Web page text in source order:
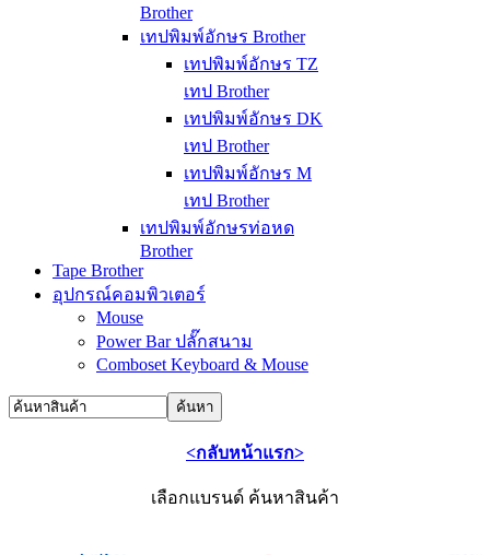
Brother
เทปพิมพ์อักษร Brother
เทปพิมพ์อักษร TZ
เทป Brother
เทปพิมพ์อักษร DK
เทป Brother
เทปพิมพ์อักษร M
เทป Brother
เทปพิมพ์อักษรท่อหด
Brother
Tape Brother
อุปกรณ์คอมพิวเตอร์
Mouse
Power Bar ปลั๊กสนาม
Comboset Keyboard & Mouse
<กลับหน้าแรก>
เลือกแบรนด์ ค้นหาสินค้า